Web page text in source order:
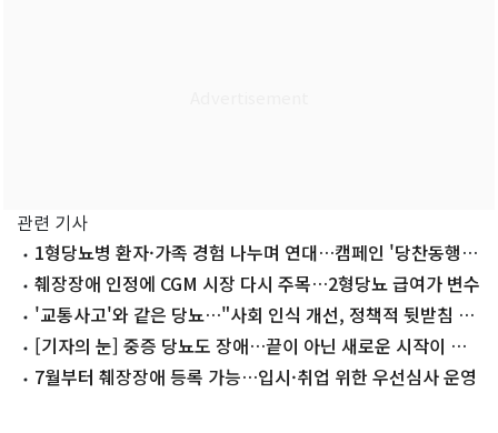
관련 기사
1형당뇨병 환자·가족 경험 나누며 연대…캠페인 '당찬동행'
선보여
췌장장애 인정에 CGM 시장 다시 주목…2형당뇨 급여가 변수
'교통사고'와 같은 당뇨…"사회 인식 개선, 정책적 뒷받침 절
실"[기자의 눈] 중증 당뇨도 장애…끝이 아닌 새로운 시작이 돼
야 7월부터 췌장장애 등록 가능…입시·취업 위한 우선심사 운영